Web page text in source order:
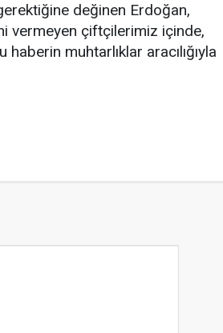
değinen Erdoğan,
vermeyen çiftçilerimiz içinde,
haberin muhtarlıklar aracılığıyla